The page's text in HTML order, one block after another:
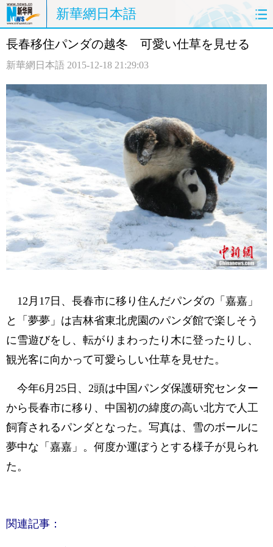
新華網日本語
ホームページ 政治 経済
観光
中日対訳
長春移住パンダの越冬 可愛い仕草を見せる
新華網日本語 2015-12-18 21:29:03
12月17日、長春市に移り住んだパンダの「嘉嘉」
と「夢夢」は吉林省東北虎園のパンダ館で楽しそう
に雪遊びをし、転がりまわったり木に登ったりし、
観光客に向かって可愛らしい仕草を見せた。
今年6月25日、2頭は中国パンダ保護研究センター
から長春市に移り、中国初の緯度の高い北方で人工
飼育されるパンダとなった。写真は、雪のボールに
夢中な「嘉嘉」。何度か運ぼうとする様子が見られ
た。
関連記事：